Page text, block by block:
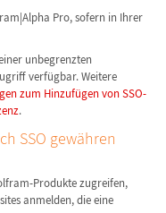
Pro, sofern in Ihrer
unbegrenzten
verfügbar. Weitere
zum Hinzufügen von SSO-
.
SSO gewähren
Produkte zugreifen,
anmelden, die eine